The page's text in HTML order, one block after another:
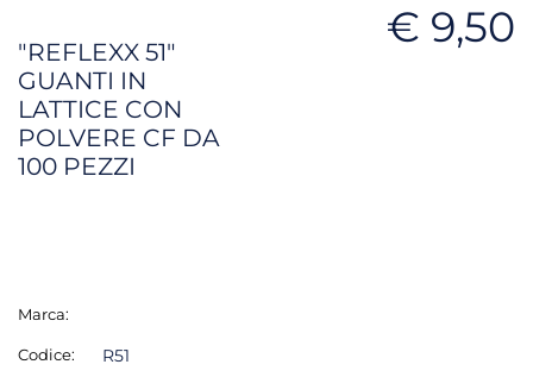
"REFLEXX 51"
GUANTI IN
LATTICE CON
POLVERE CF DA
100 PEZZI
€ 9,50
Marca:
Codice: R51